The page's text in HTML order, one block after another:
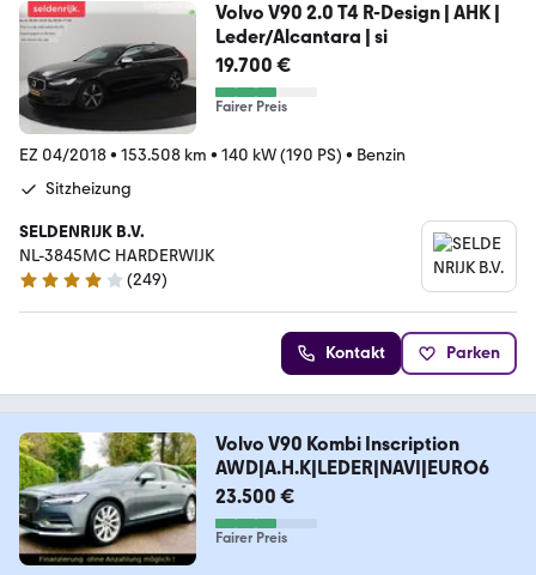
Volvo V90 2.0 T4 R-Design | AHK |
Leder/Alcantara | si
19.700 €
Fairer Preis
EZ 04/2018• 153.508 km • 140 kW (190 PS) • Benzin
Sitzheizung
SELDENRIJK B.V.
NL-3845MC HARDERWIJK
3.8 Sterne
(249)
Kontakt Parken
Volvo V90 Kombi Inscription
AWD|A.H.K|LEDER|NAVI|EURO6
23.500 €
Fairer Preis